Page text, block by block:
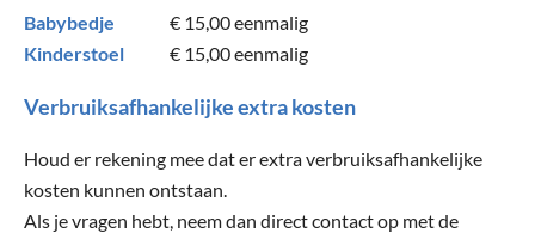
Babybedje € 15,00eenmalig
Kinderstoel
€ 15,00eenmalig
Verbruiksafhankelijke extra kosten
Houd er rekening mee dat er extra verbruiksafhankelijke
kosten kunnen ontstaan.
Als je vragen hebt, neem dan direct contact op met de